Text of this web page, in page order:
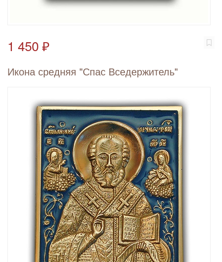
1 450 ₽
Икона средняя "Спас Вседержитель"